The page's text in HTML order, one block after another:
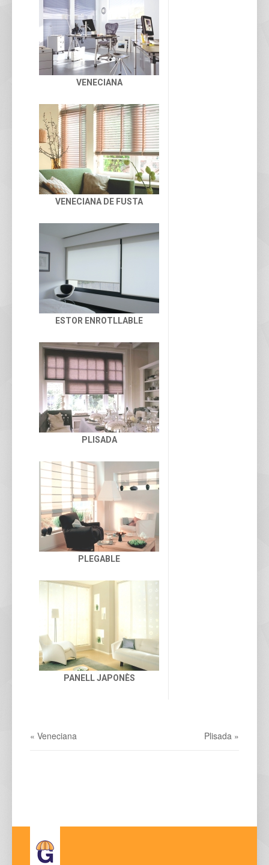
VENECIANA
VENECIANA DE FUSTA
ESTOR ENROTLLABLE
PLISADA
PLEGABLE
PANELL JAPONÈS
« Veneciana Plisada »